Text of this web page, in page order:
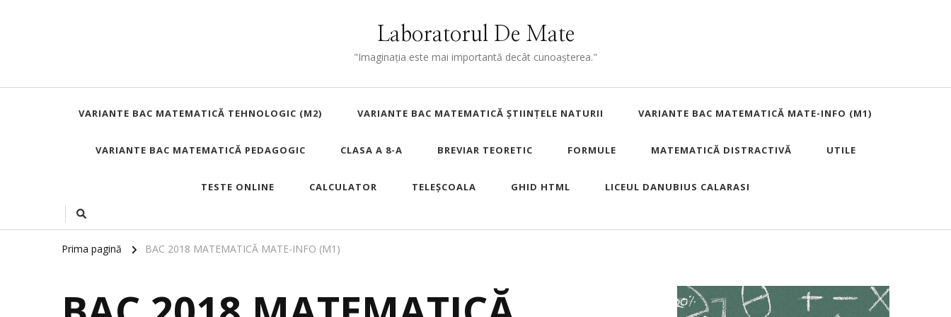
Laboratorul De Mate
"Imaginaţia este mai importantă decât cunoaşterea."
VARIANTE BAC MATEMATICĂ TEHNOLOGIC (M2) VARIANTE BAC MATEMATICĂ ȘTIINȚELE NATURII VARIANTE BAC MATEMATICĂ MATE-INFO (M1)
VARIANTE BAC MATEMATICĂ PEDAGOGIC CLASA A 8-A BREVIAR TEORETIC FORMULE MATEMATICĂ DISTRACTIVĂ UTILE
TESTE ONLINE CALCULATOR TELEȘCOALA GHID HTML LICEUL DANUBIUS CALARASI
Prima pagină BAC 2018 MATEMATICĂ MATE-INFO (M1)